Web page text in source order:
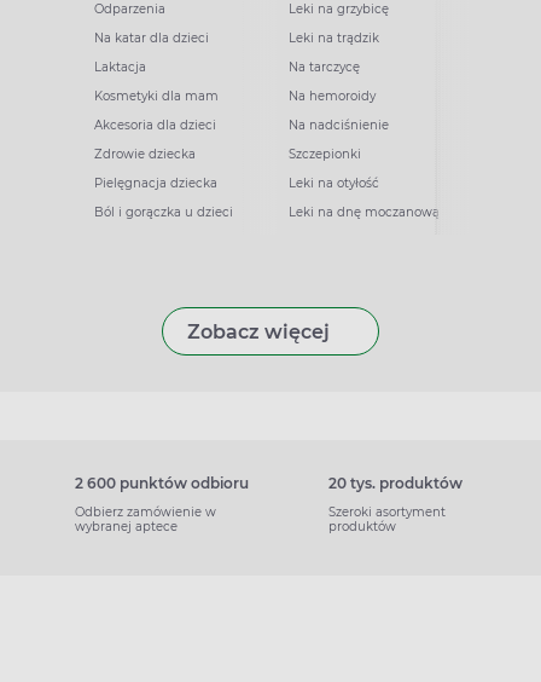
Odparzenia
Na katar dla dzieci
Laktacja
Kosmetyki dla mam
Akcesoria dla dzieci
Zdrowie dziecka
Pielęgnacja dziecka
Ból i gorączka u dzieci
Leki na grzybicę
Leki na trądzik
Na tarczycę
Na hemoroidy
Na nadciśnienie
Szczepionki
Leki na otyłość
Leki na dnę moczanową
Zobacz więcej
2 600 punktów odbioru
Odbierz zamówienie w
wybranej aptece
20 tys. produktów
Szeroki asortyment
produktów